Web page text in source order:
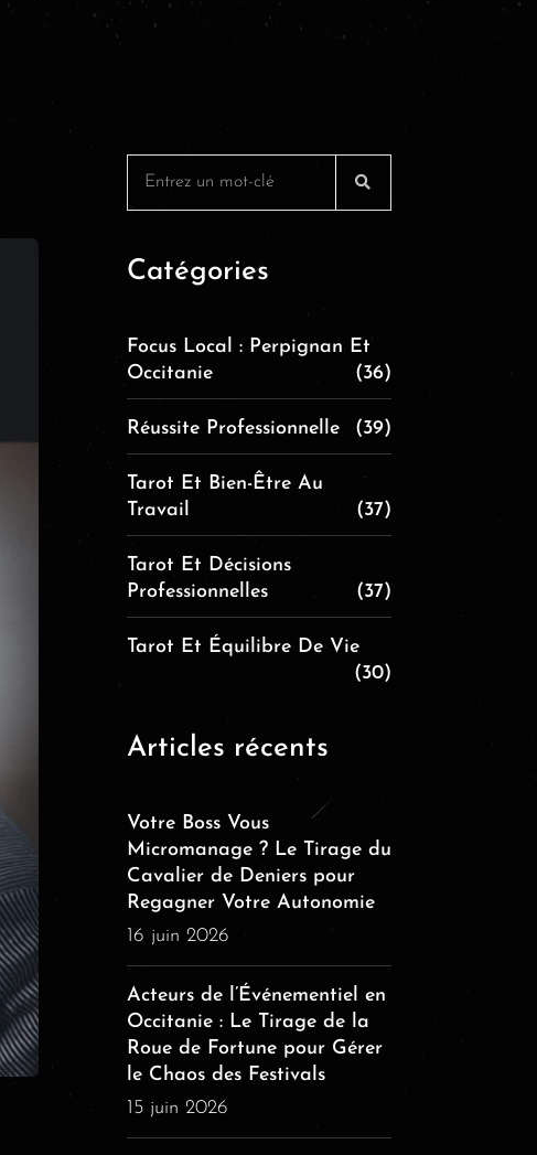
Catégories
Focus Local : Perpignan Et
Occitanie
(36)
Réussite Professionnelle (39)
Tarot Et Bien-Être Au
Travail
(37)
Tarot Et Décisions
Professionnelles
(37)
Tarot Et Équilibre De Vie
(30)
Articles récents
Votre Boss Vous
Micromanage ? Le Tirage du
Cavalier de Deniers pour
Regagner Votre Autonomie
16 juin 2026
Acteurs de l’Événementiel en
Occitanie : Le Tirage de la
Roue de Fortune pour Gérer
le Chaos des Festivals
15 juin 2026